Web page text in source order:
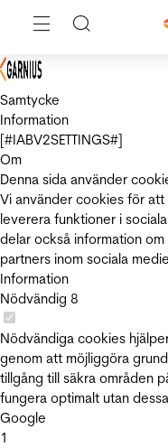
Samtycke
Information
[#IABV2SETTINGS#]
Om
Denna sida använder
Vi använder cookies för
leverera funktioner i
delar också information
partners inom sociala
Information
Nödvändig 8
Nödvändiga cookies
genom att möjliggöra
tillgång till säkra områden
fungera optimalt utan
Google
1